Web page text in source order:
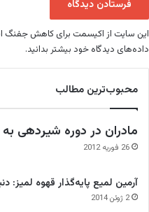
این سایت از اکیسمت برای کاهش جفنگ
داده‌های دیدگاه خود بیشتر بدانید.
محبوب‌ترین مطالب
مادران در دوره شیردهی به
26 فوریه 2012
آرمین لمیع پایه‌گذار قهوه لمیز:
2 ژوئن 2014